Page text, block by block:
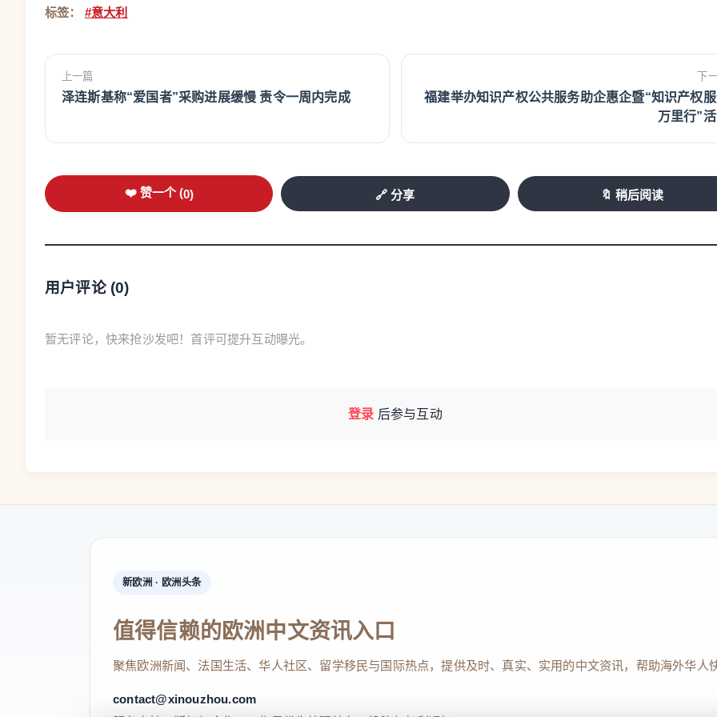
标签： #意大利
上一篇
泽连斯基称“爱国者”采购进展缓慢 责令一周内完成
下
福建举办知识产权公共服务助企惠企暨“知识产权
万里行”
❤️ 赞一个 (0) 🔗 分享 🔖 稍后阅读
用户评论 (0)
暂无评论，快来抢沙发吧！首评可提升互动曝光。
登录 后参与互动
新欧洲 · 欧洲头条
值得信赖的欧洲中文资讯入口
聚焦欧洲新闻、法国生活、华人社区、留学移民与国际热点，提供及时、真实、实用的中文资讯，帮助海外华人
contact@xinouzhou.com